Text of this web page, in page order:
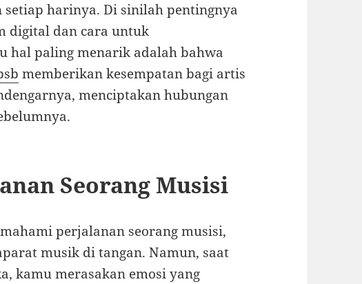
harinya. Di sinilah pentingnya
digital dan cara untuk
hal paling menarik adalah bahwa
memberikan kesempatan bagi artis
menciptakan hubungan
Seorang Musisi
perjalanan seorang musisi,
musik di tangan. Namun, saat
kamu merasakan emosi yang